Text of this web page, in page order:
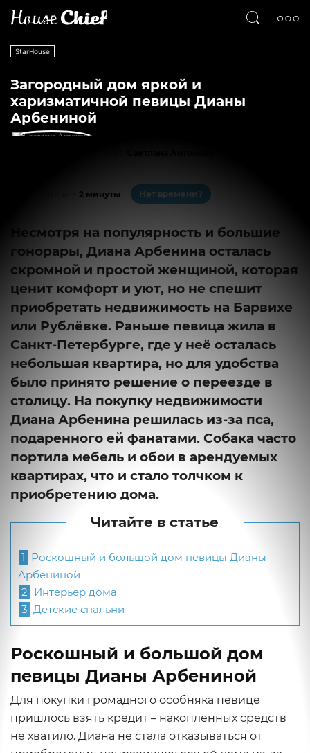
StarHouse
Загородный дом яркой и
харизматичной певицы Дианы
Арбениной
2 минуты Нет времени?
Несмотря на популярность и большие
гонорары, Диана Арбенина осталась
скромной и простой женщиной, которая
ценит комфорт и уют, но не спешит
приобретать недвижимость на Барвихе
или Рублёвке. Раньше певица жила в
Санкт-Петербурге, где у неё осталась
небольшая квартира, но для удобства
было принято решение о переезде в
столицу. На покупку недвижимости
Диана Арбенина решилась из-за пса,
подаренного ей фанатами. Собака часто
портила мебель и обои в арендуемых
квартирах, что и стало толчком к
приобретению дома.
Читайте в статье
1 Роскошный и большой дом певицы Дианы
Арбениной
2 Интерьер дома
3 Детские спальни
Роскошный и большой дом
певицы Дианы Арбениной
Для покупки громадного особняка певице
пришлось взять кредит – накопленных средств
не хватило. Диана не стала отказываться от